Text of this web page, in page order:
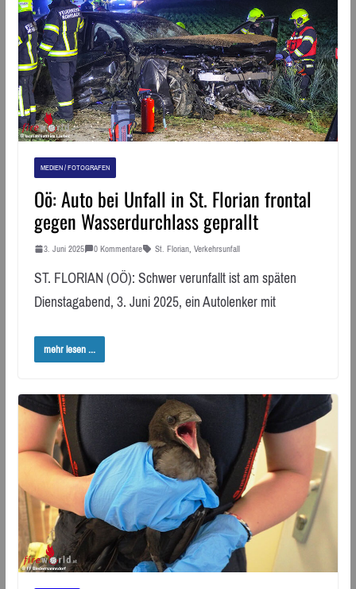
MEDIEN / FOTOGRAFEN
Oö: Auto bei Unfall in St. Florian frontal
gegen Wasserdurchlass geprallt
3. Juni 2025 0 Kommentare St. Florian, Verkehrsunfall
ST. FLORIAN (OÖ): Schwer verunfallt ist am späten
Dienstagabend, 3. Juni 2025, ein Autolenker mit
mehr lesen ...